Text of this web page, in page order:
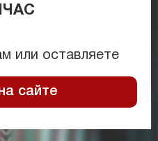
или оставляете
сайте